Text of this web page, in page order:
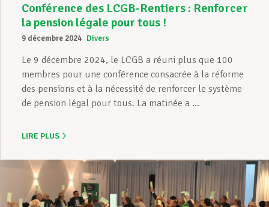
Conférence des LCGB-Rentiers : Renforcer
la pension légale pour tous !
9 décembre 2024 Divers
Le 9 décembre 2024, le LCGB a réuni plus que 100
membres pour une conférence consacrée à la réforme
des pensions et à la nécessité de renforcer le système
de pension légal pour tous. La matinée a ...
LIRE PLUS